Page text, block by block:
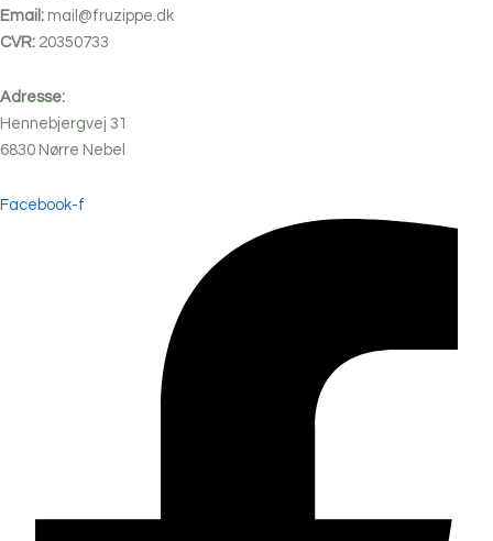
Email: mail@fruzippe.dk
CVR: 20350733
Adresse:
Hennebjergvej 31
6830 Nørre Nebel
Facebook-f